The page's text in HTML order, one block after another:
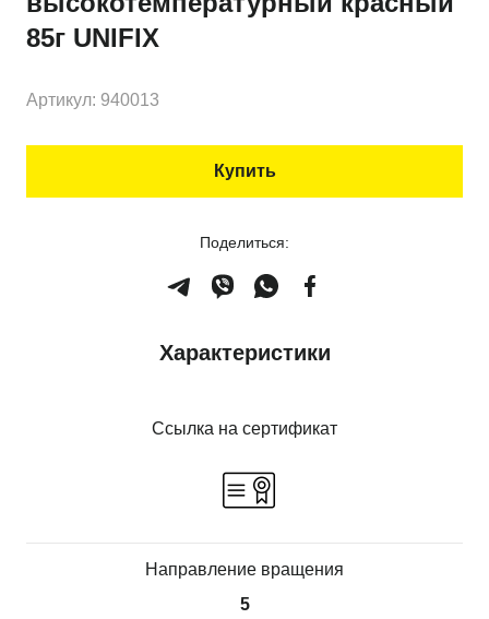
85г UNIFIX
Артикул: 940013
Купить
Поделиться:
Характеристики
Ссылка на сертификат
Направление вращения
5